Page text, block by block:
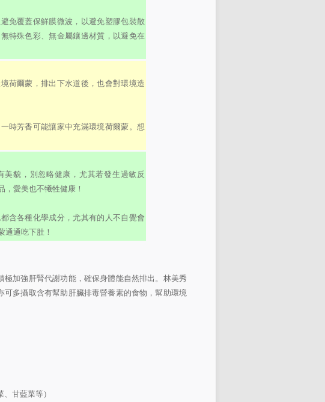
免覆蓋保鮮膜微波，以避免塑膠包裝散
特殊色彩、無金屬鑲邊材質，以避免在
荷爾蒙，排出下水道後，也會對環境造
時芳香可能讓家中充滿環境荷爾蒙。想
貌，別忽略健康，尤其若發生過敏反
，愛美也不犧牲健康！
含各種化學成分，尤其有的人不自覺會
通通吃下肚！
加強肝腎代謝功能，確保身體能自然排出。林美秀
多攝取含有幫助肝臟排毒營養素的食物，幫助環境
甘藍菜等）